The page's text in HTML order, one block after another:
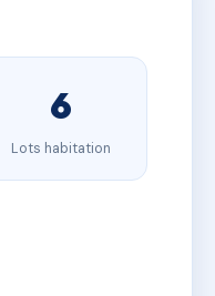
6
Lots habitation